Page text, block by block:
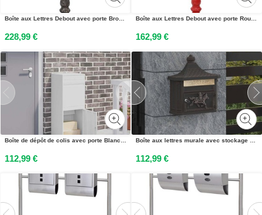
Boîte aux Lettres Debout avec porte Bronze 42,5 x 29,5 x 117 cm
228,99 €
Boîte aux Lettres Debout avec porte Rouge 42,5 x 29,5 x 117 cm
162,99 €
Boîte de dépôt de colis avec porte Blanc 41 x 38 x 103 cm Acier
112,99 €
Boîte aux lettres murale avec stockage Bronze 40,5 x 16 x 45 cm
112,99 €